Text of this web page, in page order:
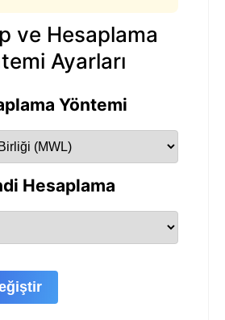
ve Hesaplama
Ayarları
Yöntemi
Hesaplama